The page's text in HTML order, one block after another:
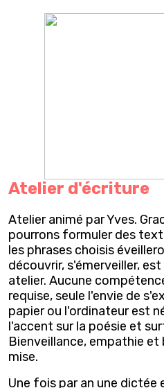
Atelier d'écriture
Atelier animé par Yves.
pourrons formuler des
les phrases choisis
découvrir, s'émerveiller,
atelier. Aucune
requise, seule l'envie de
papier ou l'ordinateur est
l'accent sur la poésie et
Bienveillance, empathie et
mise.
Une fois par an une dictée